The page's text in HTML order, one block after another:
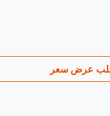
عرض سعر
يصل 23/08